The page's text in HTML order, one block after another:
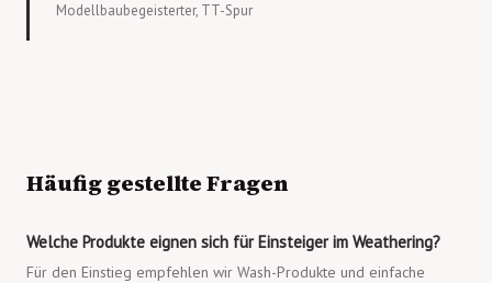
Modellbaubegeisterter, TT-Spur
Häufig gestellte Fragen
Welche Produkte eignen sich für Einsteiger im Weathering?
Für den Einstieg empfehlen wir Wash-Produkte und einfache